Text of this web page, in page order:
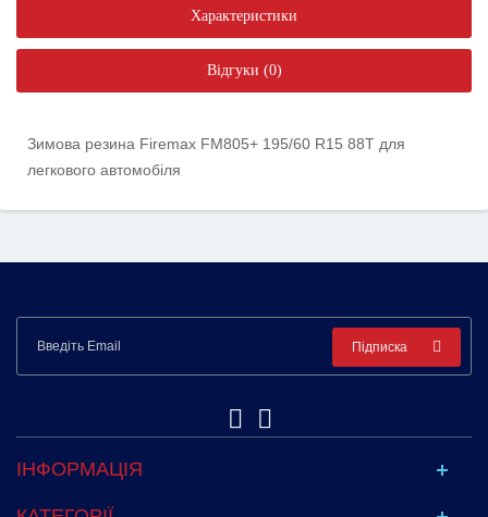
Характеристики
Відгуки (0)
Зимова резина Firemax FM805+ 195/60 R15 88T для
легкового автомобіля
Підписка
ІНФОРМАЦІЯ